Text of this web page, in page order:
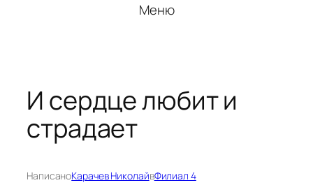
Меню
И сердце любит и
страдает
НаписаноКарачев НиколайвФилиал 4